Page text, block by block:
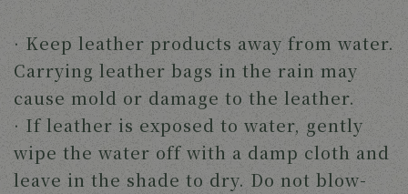
· Keep leather products away from water.
Carrying leather bags in the rain may
cause mold or damage to the leather.
· If leather is exposed to water, gently
wipe the water off with a damp cloth and
leave in the shade to dry. Do not blow-